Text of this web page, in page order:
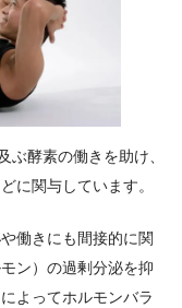
ぶ酵素の働きを助け、
に関与しています。
働きにも間接的に関
ン）の過剰分泌を抑
よってホルモンバラ